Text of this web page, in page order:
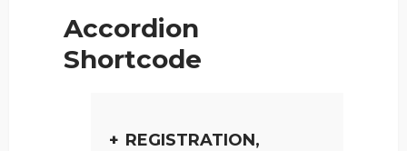
Accordion
Shortcode
REGISTRATION,